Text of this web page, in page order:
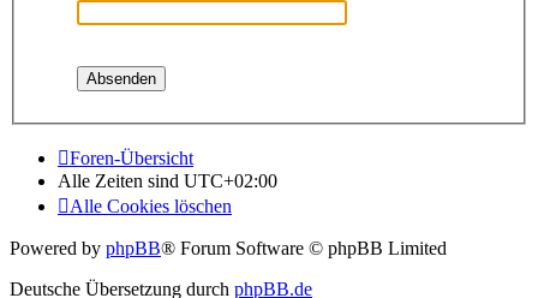
Foren-Übersicht
Alle Zeiten sind UTC+02:00
Alle Cookies löschen
Powered by phpBB® Forum Software © phpBB Limited
Deutsche Übersetzung durch phpBB.de